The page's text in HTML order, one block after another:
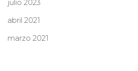
julio 2023
abril 2021
marzo 2021